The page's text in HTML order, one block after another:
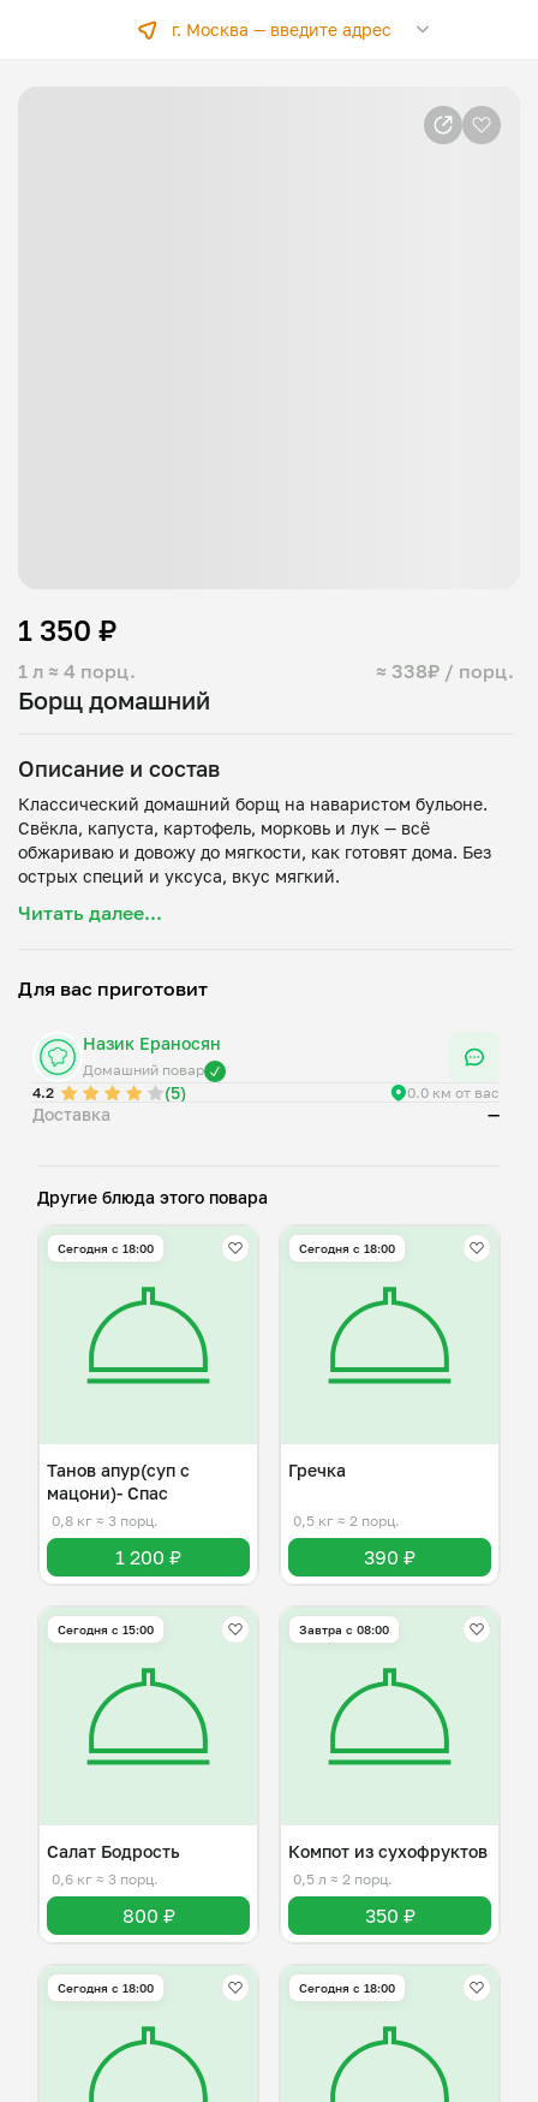
г. Москва —введите адрес
Борщ домашний
1 л ≈ 4 порц. ≈ 338₽ / порц.
1 350 ₽
Описание и состав
Классический домашний борщ на наваристом бульоне.
Свёкла, капуста, картофель, морковь и лук — всё
обжариваю и довожу до мягкости, как готовят дома. Без
острых специй и уксуса, вкус мягкий.
Читать далее...
Для вас приготовит
Назик Ераносян
Домашний повар
4.2
(5) 0.0 км от вас
Доставка —
Другие блюда этого повара
Сегодня с 18:00
Танов апур(суп с
мацони)- Спас
0,8 кг ≈ 3 порц.
1 200 ₽
Сегодня с 18:00
Гречка
0,5 кг ≈ 2 порц.
390 ₽
Сегодня с 15:00
Салат Бодрость
0,6 кг ≈ 3 порц.
800 ₽
Завтра c 08:00
Компот из сухофруктов
0,5 л ≈ 2 порц.
350 ₽
Сегодня с 18:00 Сегодня с 18:00